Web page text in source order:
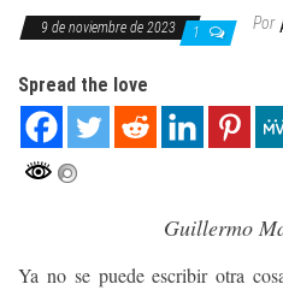
9 de noviembre de 2023 1 Por
Spread the love
Guillermo
Ya no se puede escribir otra